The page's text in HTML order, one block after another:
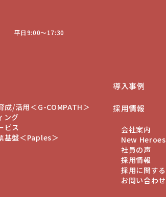
平日9:00〜17:30
成/活用＜G-COMPATH＞
ング
ビス
基盤＜Paples＞
導入事例
採用情報
会社案内
New Heroes
社員の声
採用情報
採用に関する
お問い合わせ